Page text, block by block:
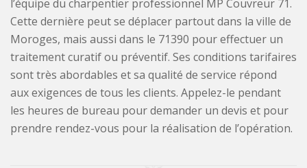
l’équipe du charpentier professionnel MP Couvreur 71.
Cette dernière peut se déplacer partout dans la ville de
Moroges, mais aussi dans le 71390 pour effectuer un
traitement curatif ou préventif. Ses conditions tarifaires
sont très abordables et sa qualité de service répond
aux exigences de tous les clients. Appelez-le pendant
les heures de bureau pour demander un devis et pour
prendre rendez-vous pour la réalisation de l’opération.